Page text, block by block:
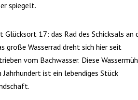
spiegelt.
Glücksort 17: das Rad des Schicksals an
große Wasserrad dreht sich hier seit
vom Bachwasser. Diese
ist ein lebendiges Stück